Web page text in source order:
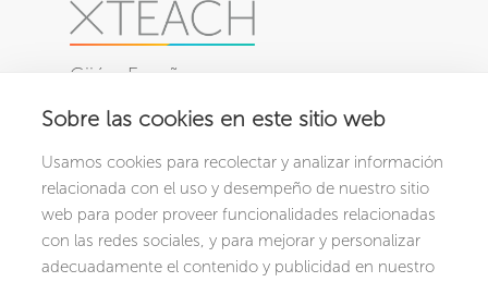
Sobre las cookies en este sitio web
Usamos cookies para recolectar y analizar información
relacionada con el uso y desempeño de nuestro sitio
web para poder proveer funcionalidades relacionadas
con las redes sociales, y para mejorar y personalizar
adecuadamente el contenido y publicidad en nuestro
Gijón, España
PRODUCTOS
XCRIBA
XCHOOL
NOSOTROS
Conócenos
CONTACTO RECURSOS